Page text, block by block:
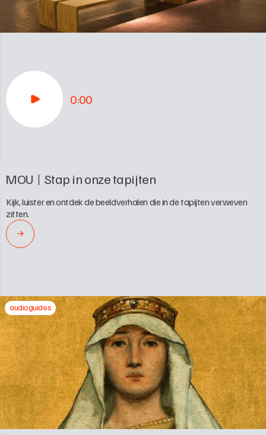
0:00
MOU Stap in onze tapijten
Kijk, luister en ontdek de beeldverhalen die in de tapijten verweven
zitten.
→
audioguides